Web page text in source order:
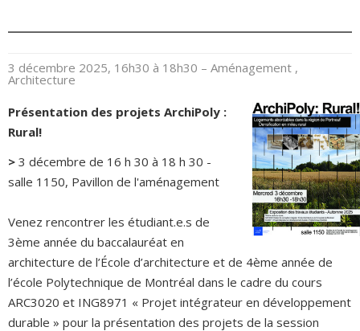
3 décembre 2025, 16h30 à 18h30 – Aménagement ,
Architecture
Présentation des projets ArchiPoly :
Rural!
> 3 décembre de 16 h 30 à 18 h 30 -
salle 1150, Pavillon de l'aménagement
Venez rencontrer les étudiant.e.s de
3ème année du baccalauréat en
architecture de l’École d’architecture et de 4ème année de
l’école Polytechnique de Montréal dans le cadre du cours
ARC3020 et ING8971 « Projet intégrateur en développement
durable » pour la présentation des projets de la session